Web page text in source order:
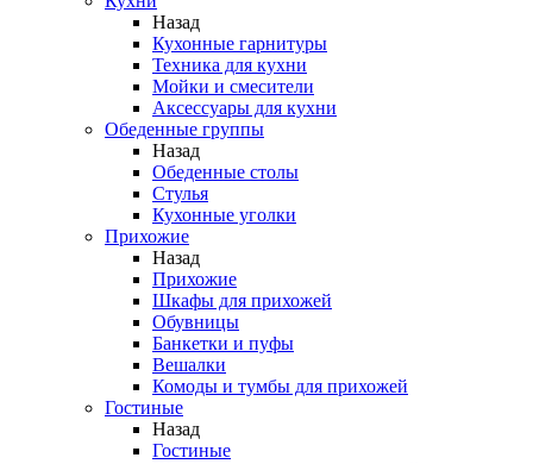
Назад
Кухонные гарнитуры
Техника для кухни
Мойки и смесители
Аксессуары для кухни
Обеденные группы
Назад
Обеденные столы
Стулья
Кухонные уголки
Прихожие
Назад
Прихожие
Шкафы для прихожей
Обувницы
Банкетки и пуфы
Вешалки
Комоды и тумбы для прихожей
Гостиные
Назад
Гостиные